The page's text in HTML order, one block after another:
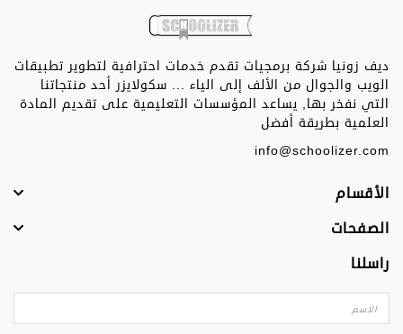
ديف زونيا شركة برمجيات تقدم خدمات احترافية لتطوير تطبيقات
الويب والجوال من الألف إلى الياء ... سكولايزر أحد منتجاتنا
التي نفخر بها, يساعد المؤسسات التعليمية على تقديم المادة
العلمية بطريقة أفضل
info@schoolizer.com
الأقسام
الصفحات
راسلنا